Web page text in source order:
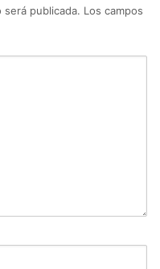
publicada. Los campos